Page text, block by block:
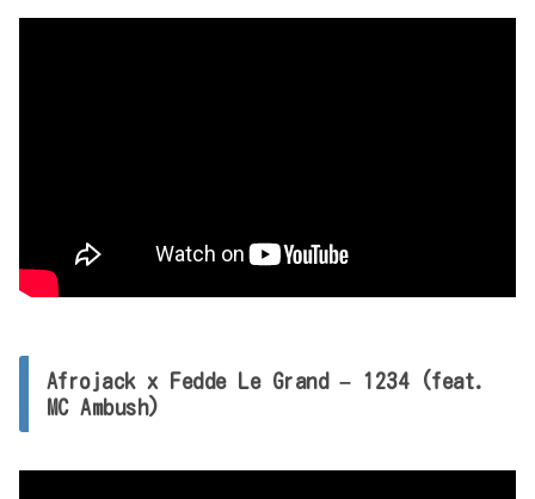
Afrojack x Fedde Le Grand – 1234 (feat.
MC Ambush)